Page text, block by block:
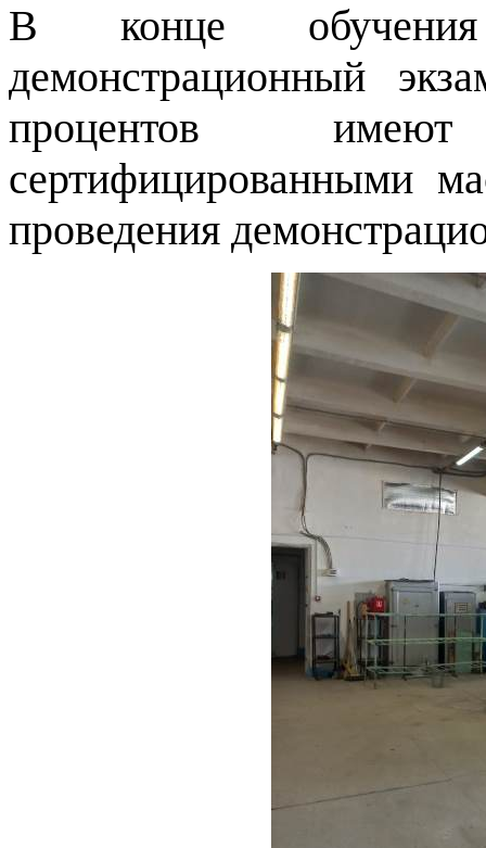
В конце
демонстрационный
процентов
сертифицированными
проведения